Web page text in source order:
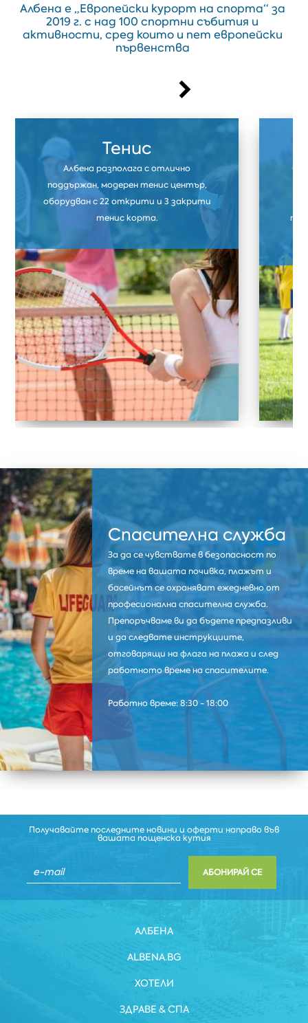
Албена е „Европейски курорт на спорта“ за
2019 г. с над 100 спортни събития и
активности, сред които и пет европейски
първенства
Тенис
Албена разполага с отлично
поддържан, модерен тенис център,
оборудван с 22 открити и 3 закрити
тенис корта.
Спасителна служба
За да се чувствате в безопасност по
време на вашата почивка, плажът и
басейнът се охраняват ежедневно от
професионална спасителна служба.
Препоръчваме ви да бъдете предпазливи
и да следвате инструкциите,
отговарящи на флага на плажа и след
работното време на спасителите.
Работно време: 8:30 - 18:00
Получавайте последните новини и оферти направо във
вашата пощенска кутия
АБОНИРАЙ СЕ
АЛБЕНА
ALBENA.BG
ХОТЕЛИ
ЗДРАВЕ & СПА